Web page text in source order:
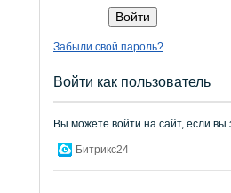
Забыли свой пароль?
Войти как пользователь
Вы можете войти на сайт, если вы
Битрикс24